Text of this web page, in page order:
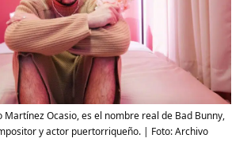
Martínez Ocasio, es el nombre real de Bad Bunny,
y actor puertorriqueño. | Foto: Archivo